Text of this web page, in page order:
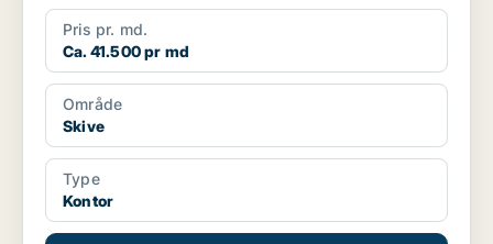
Pris pr. md.
Ca. 41.500 pr md
Område
Skive
Type
Kontor